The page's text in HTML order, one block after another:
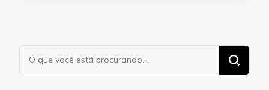
Procurando
algo?